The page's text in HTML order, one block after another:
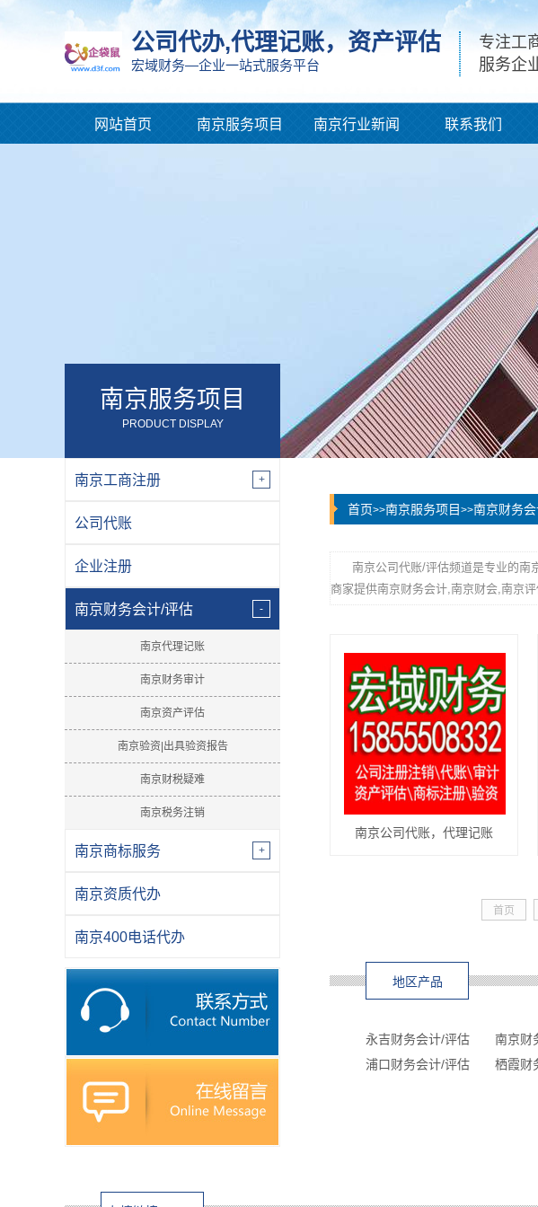
公司代办,代理记账，资产评估
宏域财务—企业一站式服务平台
专注工
服务企
网站首页 南京服务项目 南京行业新闻 联系我们
南京服务项目
PRODUCT DISPLAY
南京工商注册
公司代账
企业注册
南京财务会计/评估
南京代理记账
南京财务审计
南京资产评估
南京验资|出具验资报告
南京财税疑难
南京税务注销
南京商标服务
南京资质代办
南京400电话代办
首页>>南京服务项目 >>南京财务
南京公司代账/评估频道是专业的南
商家提供南京财务会计,南京财会,南京
南京公司代账，代理记账
首页
地区产品
永吉财务会计/评估 南京财
浦口财务会计/评估
栖霞财